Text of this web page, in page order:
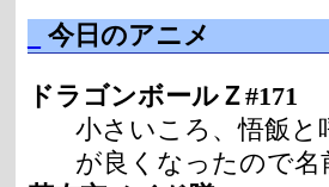
今日のアニメ
ドラゴンボールＺ#171
小さいころ、悟飯と
が良くなったので名